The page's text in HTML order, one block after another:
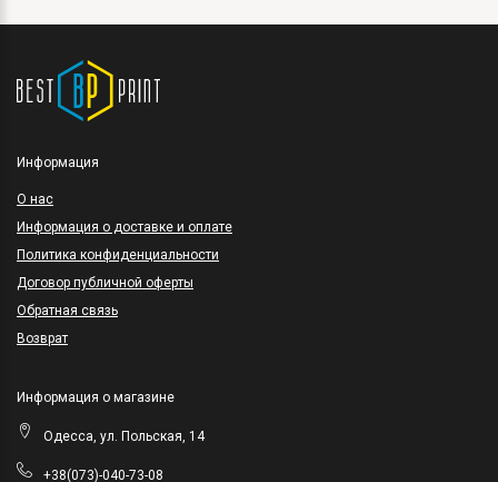
Информация
O нас
Информация о доставке и оплате
Политика конфиденциальности
Договор публичной оферты
Обратная связь
Возврат
Информация о магазине
Одесса, ул. Польская, 14
+38(073)-040-73-08